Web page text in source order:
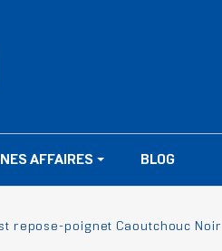
AFFAIRES BLOG
repose-poignet Caoutchouc Noir